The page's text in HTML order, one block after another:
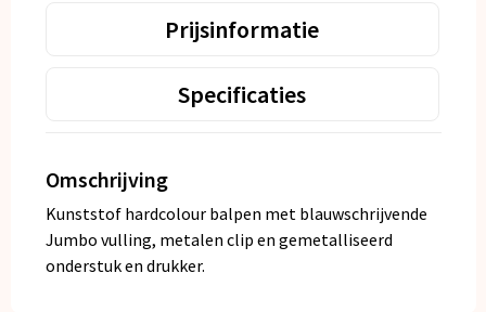
Prijsinformatie
Specificaties
Omschrijving
Kunststof hardcolour balpen met blauwschrijvende
Jumbo vulling, metalen clip en gemetalliseerd
onderstuk en drukker.